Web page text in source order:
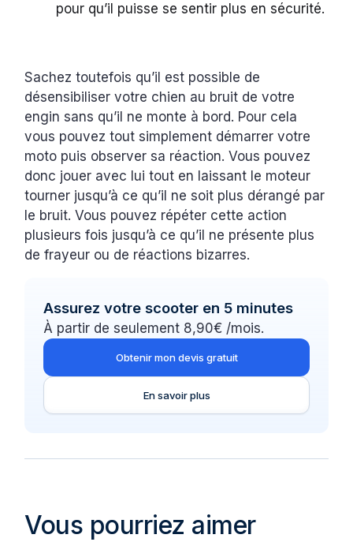
pour qu’il puisse se sentir plus en sécurité.
Sachez toutefois qu’il est possible de
désensibiliser votre chien au bruit de votre
engin sans qu’il ne monte à bord. Pour cela
vous pouvez tout simplement démarrer votre
moto puis observer sa réaction. Vous pouvez
donc jouer avec lui tout en laissant le moteur
tourner jusqu’à ce qu’il ne soit plus dérangé par
le bruit. Vous pouvez répéter cette action
plusieurs fois jusqu’à ce qu’il ne présente plus
de frayeur ou de réactions bizarres.
Assurez votre scooter en 5 minutes
À partir de seulement 8,90€ /mois.
Obtenir mon devis gratuit
En savoir plus
Vous pourriez aimer